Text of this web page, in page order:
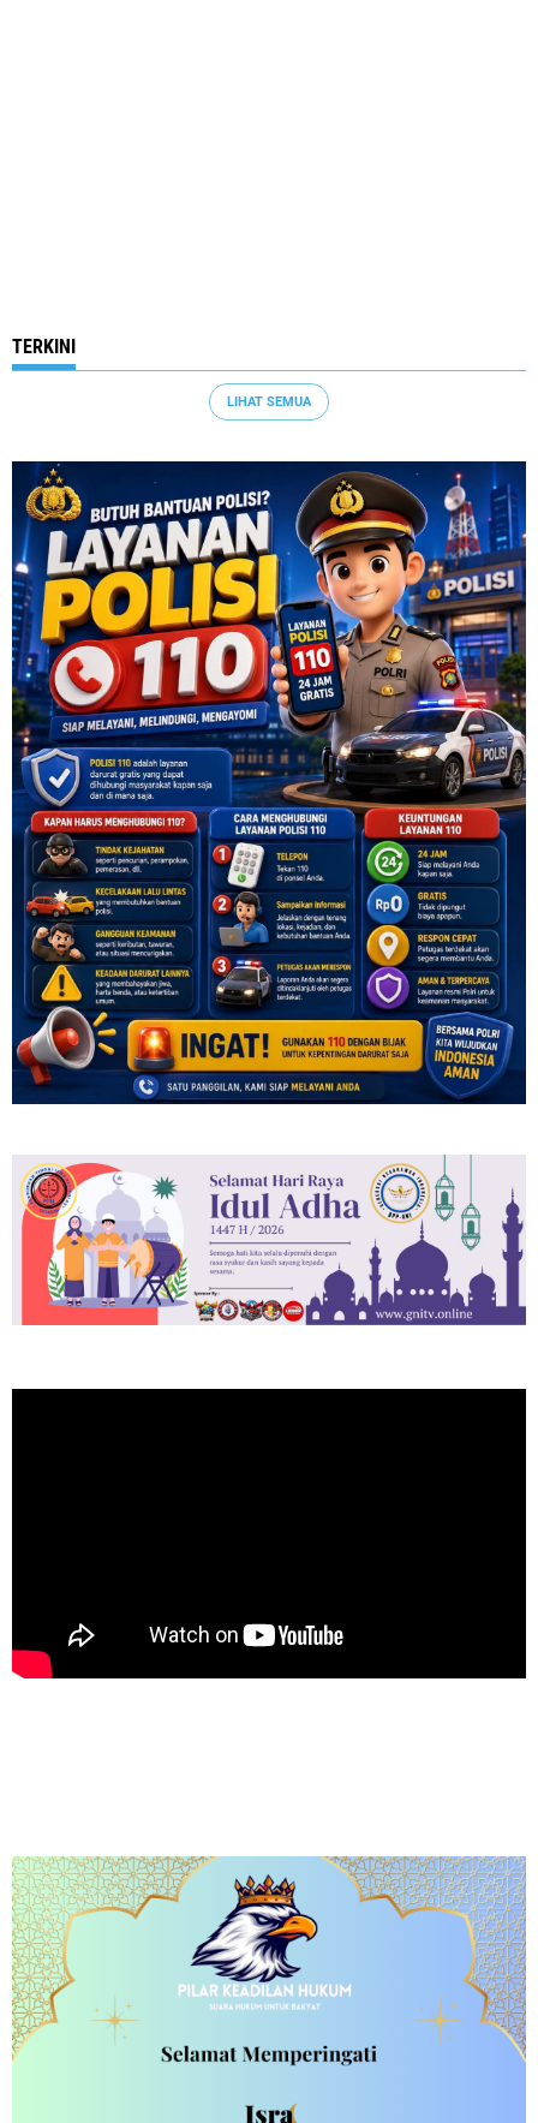
TERKINI
LIHAT SEMUA